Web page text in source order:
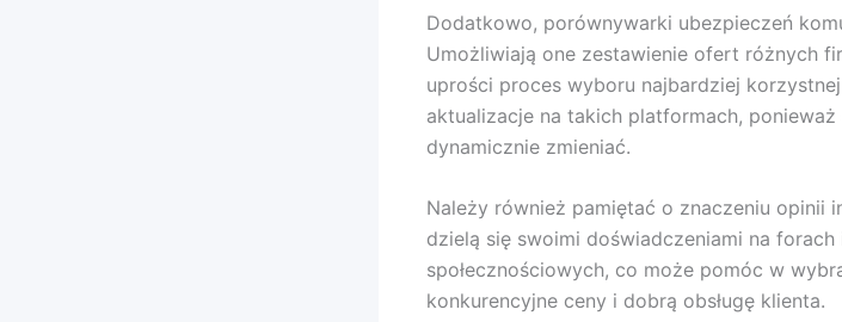
Dodatkowo, porównywarki ubezpieczeń
Umożliwiają one zestawienie ofert różnych
uprości proces wyboru najbardziej
aktualizacje na takich platformach,
dynamicznie zmieniać.
Należy również pamiętać o znaczeniu opinii
dzielą się swoimi doświadczeniami na
społecznościowych, co może pomóc w
konkurencyjne ceny i dobrą obsługę klienta.